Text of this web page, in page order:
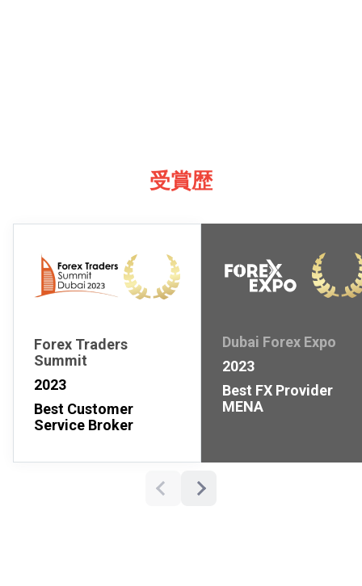
受賞歴
Forex Traders
Summit
2023
Best Customer
Service Broker
Dubai Forex Expo
2023
Best FX Provider
MENA